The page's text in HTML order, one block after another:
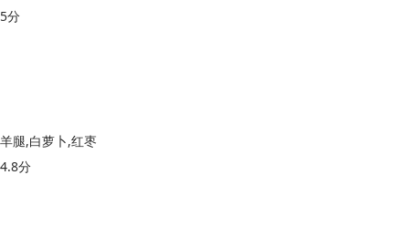
5分
羊腿,白萝卜,红枣
4.8分